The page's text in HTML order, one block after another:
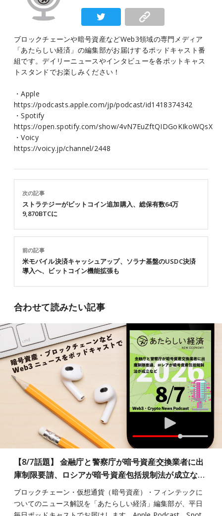
ブロックチェーンや暗号資産などWeb3領域の専門メディア
「あたらしい経済」の編集部がお届けするポッドキャスト番
組です。デイリーニュースやインタビューを各ポットキャス
トスタンドでお楽しみください！
・Apple
https://podcasts.apple.com/jp/podcast/id1418374342
・Spotify
https://open.spotify.com/show/4vN7EuZftQIDGoKIkoWQsX
・Voicy
https://voicy.jp/channel/2448
前の記事
米モバイル決済キャッシュアップ、ソラナ基盤のUSDC決済
導入へ、ビットコイン機能拡張も
次の記事
ストラテジーがビットコイン追加購入、総保有数64万
9,870BTCに
合わせて読みたい記事
【8/7話題】 金融庁と警察庁が暗号資産交換業者に出
庫制限要請、ロシアが暗号資産包括規制法が成立な…
ブロックチェーン・仮想通貨（暗号資産）・フィンテックに
ついてのニュース解説を「あたらしい経済」編集部が、平日